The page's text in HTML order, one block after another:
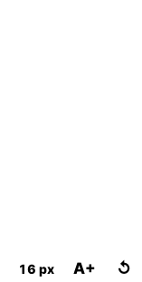
16 px A+ ↺